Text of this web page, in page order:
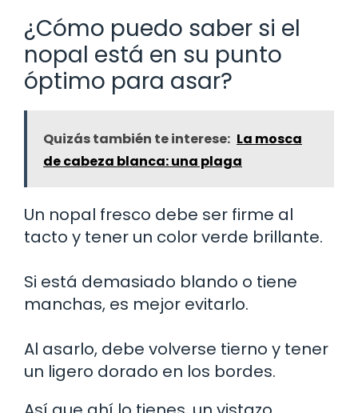
¿Cómo puedo saber si el
nopal está en su punto
óptimo para asar?
Quizás también te interese: La mosca
de cabeza blanca: una plaga
Un nopal fresco debe ser firme al
tacto y tener un color verde brillante.
Si está demasiado blando o tiene
manchas, es mejor evitarlo.
Al asarlo, debe volverse tierno y tener
un ligero dorado en los bordes.